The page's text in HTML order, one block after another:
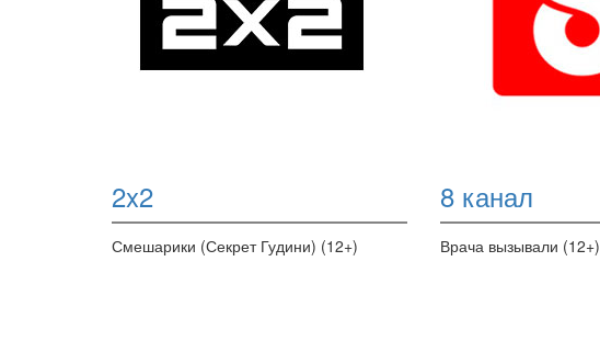
2x2
Смешарики (Секрет Гудини) (12+)
8 канал
Врача вызывали (12+)